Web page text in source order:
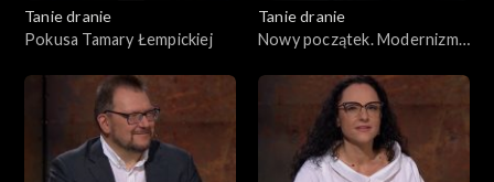
Tanie dranie
Pokusa Tamary Łempickiej
Tanie dranie
Nowy początek. Modernizm